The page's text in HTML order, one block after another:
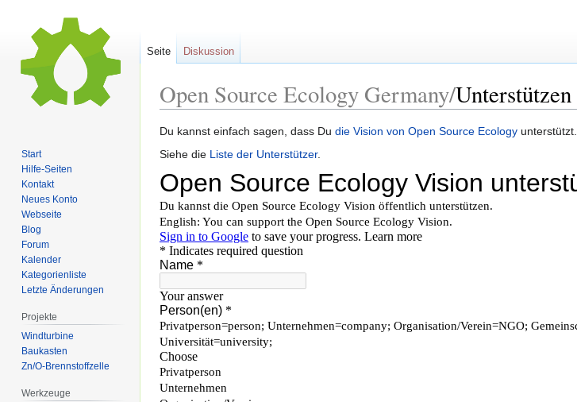
Open Source Ecology Germany/Unterstützen
Zur
Navigation
Zur
Suche
Du kannst einfach sagen, dass Du die Vision von Open Source Ecology unterstützt.
Siehe die Liste der Unterstützer.
Seite Diskussion
Start
Hilfe-Seiten
Kontakt
Neues Konto
Webseite
Blog
Forum
Kalender
Kategorienliste
Letzte Änderungen
Projekte
Windturbine
Baukasten
Zn/O-Brennstoffzelle
Werkzeuge